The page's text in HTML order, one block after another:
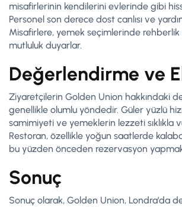
misafirlerinin kendilerini evlerinde gibi
Personel son derece dost canlısı ve
Misafirlere, yemek seçimlerinde
mutluluk duyarlar.
Değerlendirme ve
Ziyaretçilerin Golden Union hakkındaki
genellikle olumlu yöndedir. Güler yüzlü
samimiyeti ve yemeklerin lezzeti sıklıkla
Restoran, özellikle yoğun saatlerde
bu yüzden önceden rezervasyon
Sonuç
Sonuç olarak, Golden Union, Londra’da